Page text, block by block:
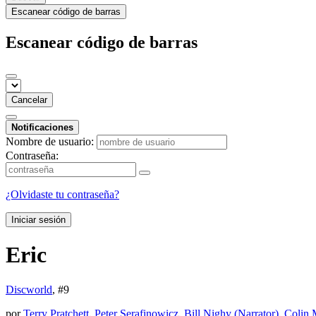
Escanear código de barras
Escanear código de barras
Cancelar
Notificaciones
Nombre de usuario:
Contraseña:
¿Olvidaste tu contraseña?
Iniciar sesión
Eric
Discworld, #9
porTerry Pratchett, Peter Serafinowicz, Bill Nighy (Narrator), Colin